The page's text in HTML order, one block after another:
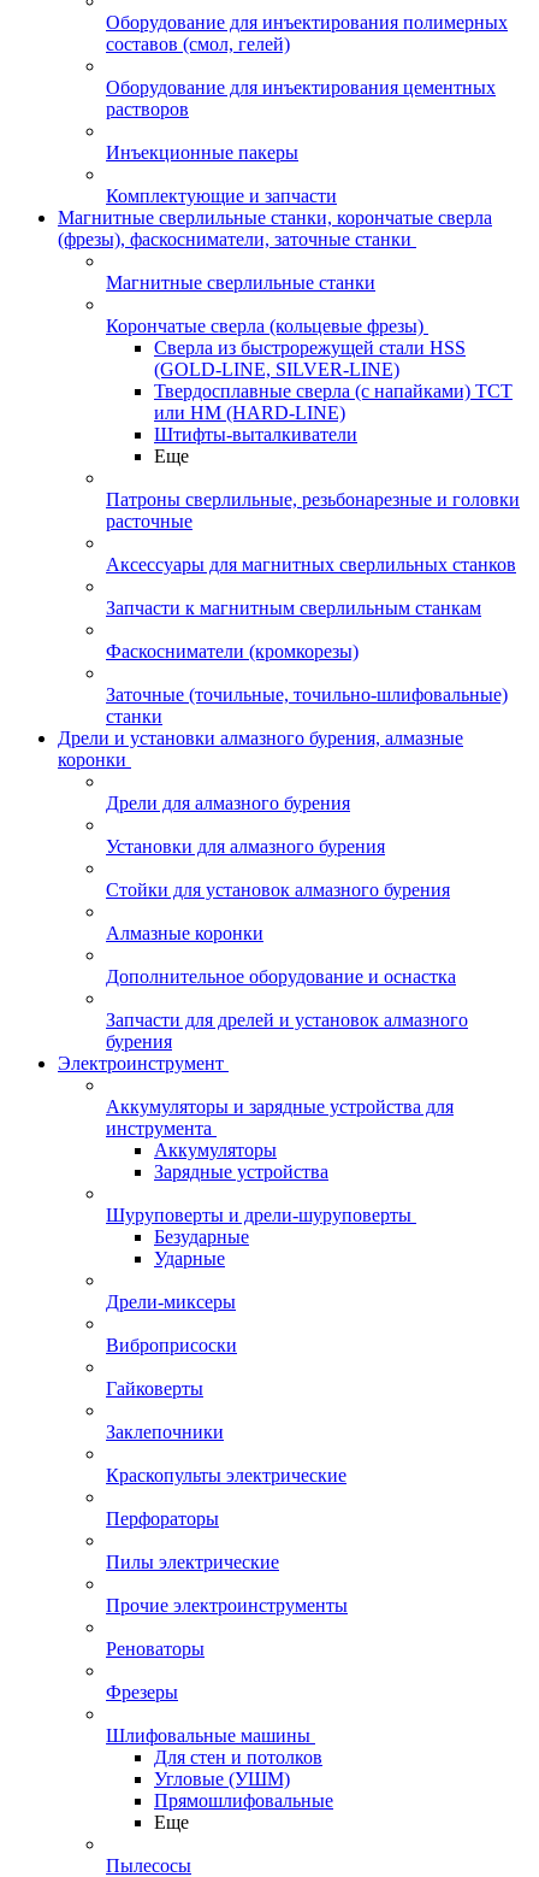
Оборудование для инъектирования полимерных
составов (смол, гелей)
Оборудование для инъектирования цементных
растворов
Инъекционные пакеры
Комплектующие и запчасти
Магнитные сверлильные станки, корончатые сверла
(фрезы), фаскосниматели, заточные станки
Магнитные сверлильные станки
Корончатые сверла (кольцевые фрезы)
Сверла из быстрорежущей стали HSS
(GOLD-LINE, SILVER-LINE)
Твердосплавные сверла (с напайками) ТСТ
или HM (HARD-LINE)
Штифты-выталкиватели
Еще
Патроны сверлильные, резьбонарезные и головки
расточные
Аксессуары для магнитных сверлильных станков
Запчасти к магнитным сверлильным станкам
Фаскосниматели (кромкорезы)
Заточные (точильные, точильно-шлифовальные)
станки
Дрели и установки алмазного бурения, алмазные
коронки
Дрели для алмазного бурения
Установки для алмазного бурения
Стойки для установок алмазного бурения
Алмазные коронки
Дополнительное оборудование и оснастка
Запчасти для дрелей и установок алмазного
бурения
Электроинструмент
Аккумуляторы и зарядные устройства для
инструмента
Аккумуляторы
Зарядные устройства
Шуруповерты и дрели-шуруповерты
Безударные
Ударные
Дрели-миксеры
Виброприсоски
Гайковерты
Заклепочники
Краскопульты электрические
Перфораторы
Пилы электрические
Прочие электроинструменты
Реноваторы
Фрезеры
Шлифовальные машины
Для стен и потолков
Угловые (УШМ)
Прямошлифовальные
Еще
Пылесосы